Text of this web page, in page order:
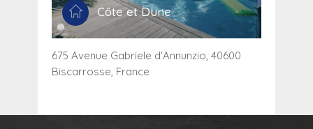
Côte et Dune
675 Avenue Gabriele d'Annunzio, 40600
Biscarrosse, France